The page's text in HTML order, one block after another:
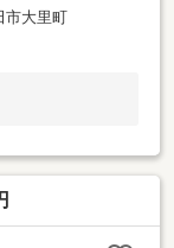
市大里町